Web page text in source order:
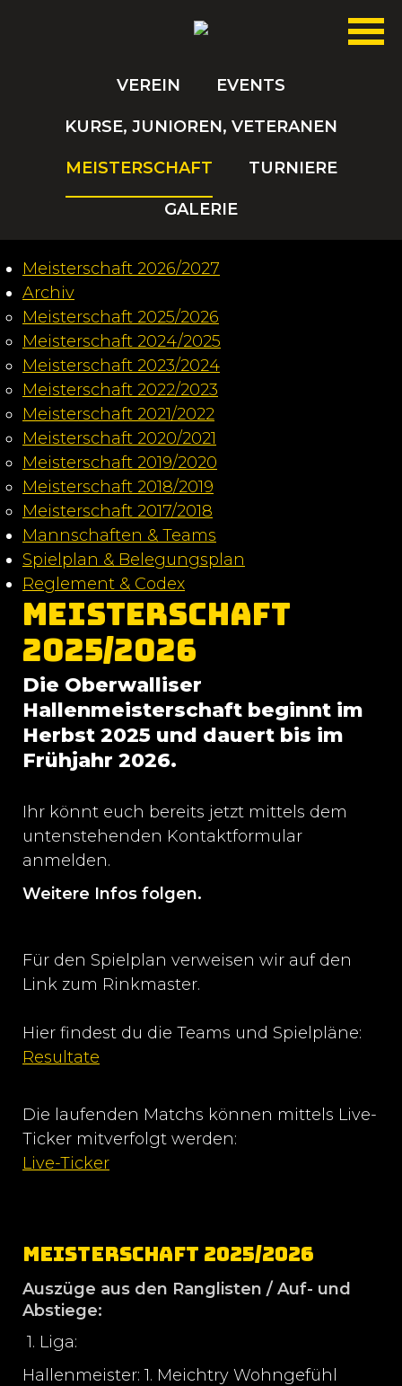
VEREIN EVENTS
KURSE, JUNIOREN, VETERANEN
MEISTERSCHAFT TURNIERE
GALERIE
Meisterschaft 2026/2027
Archiv
Meisterschaft 2025/2026
Meisterschaft 2024/2025
Meisterschaft 2023/2024
Meisterschaft 2022/2023
Meisterschaft 2021/2022
Meisterschaft 2020/2021
Meisterschaft 2019/2020
Meisterschaft 2018/2019
Meisterschaft 2017/2018
Mannschaften & Teams
Spielplan & Belegungsplan
Reglement & Codex
Meisterschaft
2025/2026
Die Oberwalliser
Hallenmeisterschaft beginnt im
Herbst 2025 und dauert bis im
Frühjahr 2026.
Ihr könnt euch bereits jetzt mittels dem
untenstehenden Kontaktformular
anmelden.
Weitere Infos folgen.
Für den Spielplan verweisen wir auf den
Link zum Rinkmaster.
Hier findest du die Teams und Spielpläne:
Resultate
Die laufenden Matchs können mittels Live-
Ticker mitverfolgt werden:
Live-Ticker
Meisterschaft 2025/2026
Auszüge aus den Ranglisten / Auf- und
Abstiege:
1. Liga:
Hallenmeister: 1. Meichtry Wohngefühl